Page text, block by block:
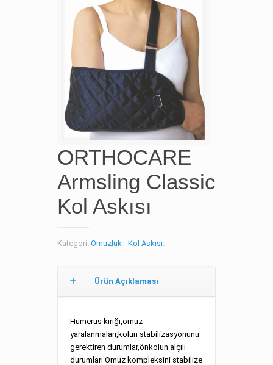
ORTHOCARE
Armsling Classic
Kol Askısı
Kategori: Omuzluk - Kol Askısı
Ürün Açıklaması
Humerus kırığı,omuz
yaralanmaları,kolun stabilizasyonunu
gerektiren durumlar,önkolun alçılı
durumları Omuz kompleksini stabilize